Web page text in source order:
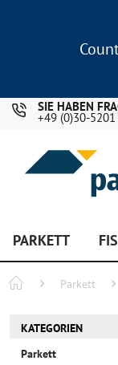
SIE HABEN
+49 (0)30-
PARKETT
Parkett
KATEGORIEN
Parkett